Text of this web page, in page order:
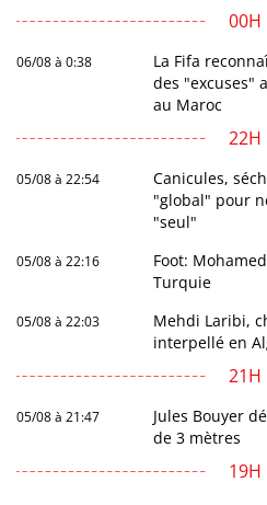
00H
06/08 à 0:38
La Fifa
des "excuses"
au Maroc
22H
05/08 à 22:54
Canicules,
"global" pour
"seul"
05/08 à 22:16
Foot:
Turquie
05/08 à 22:03
Mehdi Laribi,
interpellé en
21H
05/08 à 21:47
Jules Bouyer
de 3 mètres
19H